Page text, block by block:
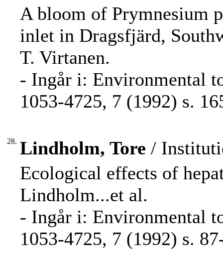
A bloom of Prymnesium
inlet in Dragsfjärd,
T. Virtanen.
- Ingår i: Environmental
1053-4725, 7 (1992) s.
28. Lindholm, Tore /
Ecological effects of
Lindholm...et al.
- Ingår i: Environmental
1053-4725, 7 (1992) s.